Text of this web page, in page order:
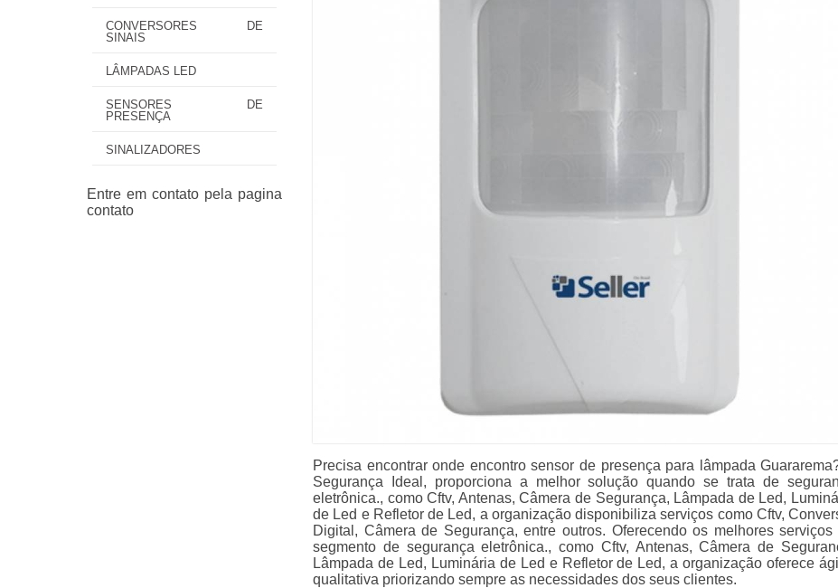
CONVERSORES DE
SINAIS
LÂMPADAS LED
SENSORES DE
PRESENÇA
SINALIZADORES
Precisa encontrar onde encontro sensor de presença para lâmpada
Segurança Ideal, proporciona a melhor solução quando se trata de
eletrônica., como Cftv, Antenas, Câmera de Segurança, Lâmpada de Led,
de Led e Refletor de Led, a organização disponibiliza serviços como Cftv,
Digital, Câmera de Segurança, entre outros. Oferecendo os melhores serviços
segmento de segurança eletrônica., como Cftv, Antenas, Câmera de
Lâmpada de Led, Luminária de Led e Refletor de Led, a organização oferece
qualitativa priorizando sempre as necessidades dos seus clientes.